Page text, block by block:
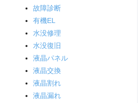
故障診断
有機EL
水没修理
水没復旧
液晶パネル
液晶交換
液晶割れ
液晶漏れ